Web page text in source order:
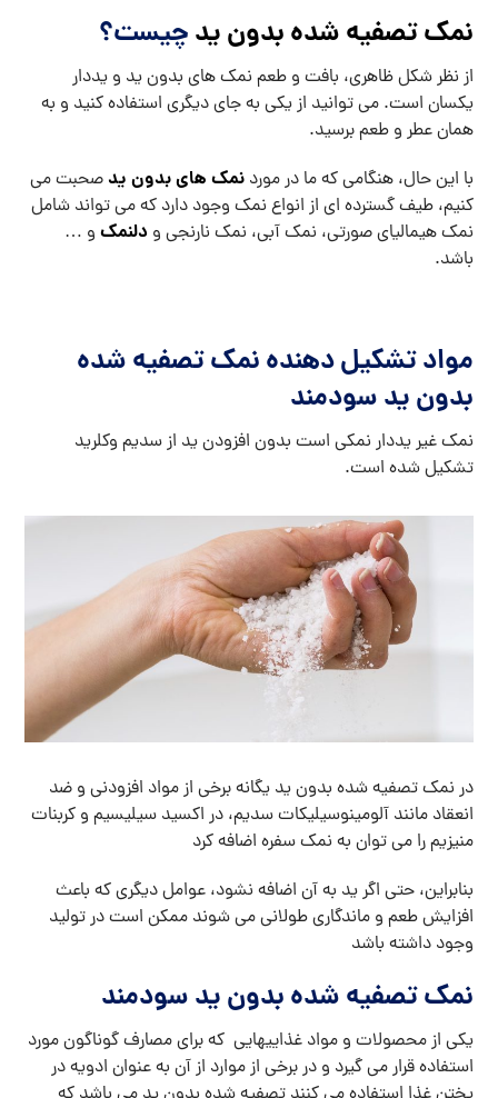
نمک تصفیه شده بدون یدچیست؟
از نظر شکل ظاهری، بافت و طعم نمک های بدون ید و یددار
یکسان است. می توانید از یکی به جای دیگری استفاده کنید و به
همان عطر و طعم برسید.
با این حال، هنگامی که ما در مورد نمک های بدون ید صحبت می
کنیم، طیف گسترده ای از انواع نمک وجود دارد که می تواند شامل
نمک هیمالیای صورتی، نمک آبی، نمک نارنجی و دلنمک و …
باشد.
مواد تشکیل دهنده نمک تصفیه شده
بدون ید سودمند
نمک غیر یددار نمکی است بدون افزودن ید از سدیم وکلرید
تشکیل شده است.
در نمک تصفیه شده بدون ید یگانه برخی از مواد افزودنی و ضد
انعقاد مانند آلومینوسیلیکات سدیم، در اکسید سیلیسیم و کربنات
منیزیم را می توان به نمک سفره اضافه کرد
بنابراین، حتی اگر ید به آن اضافه نشود، عوامل دیگری که باعث
افزایش طعم و ماندگاری طولانی می شوند ممکن است در تولید
وجود داشته باشد
نمک تصفیه شده بدون ید سودمند
یکی از محصولات و مواد غذاییهایی که برای مصارف گوناگون مورد
استفاده قرار می گیرد و در برخی از موارد از آن به عنوان ادویه در